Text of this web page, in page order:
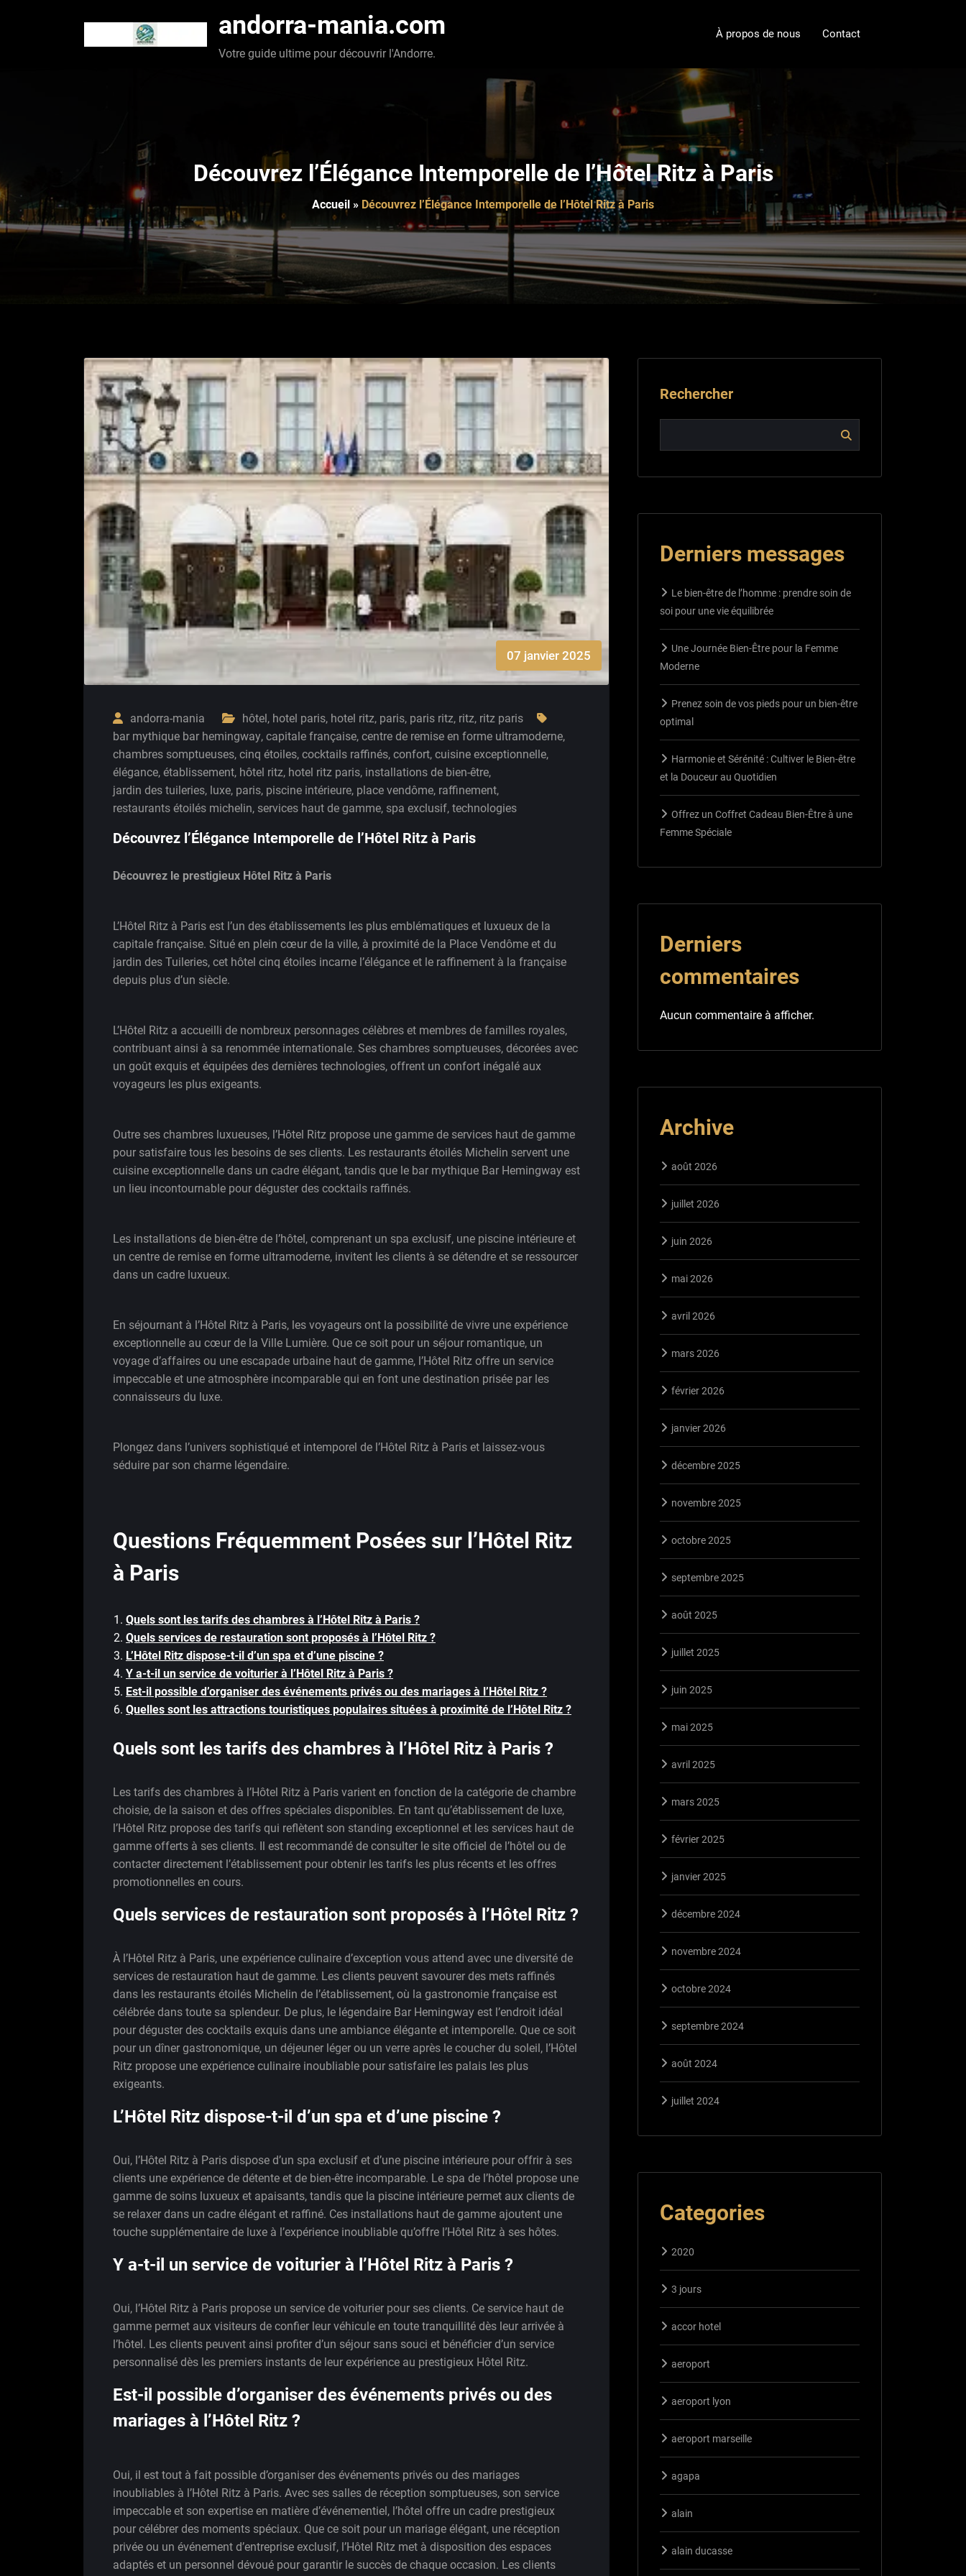
andorra-mania.com
Votre guide ultime pour découvrir l'Andorre.
À propos de nous Contact
Découvrez l’Élégance Intemporelle de l’Hôtel Ritz à Paris
Accueil » Découvrez l’Élégance Intemporelle de l’Hôtel Ritz à Paris
07 janvier 2025
andorra-mania hôtel, hotel paris, hotel ritz, paris, paris ritz, ritz, ritz paris
bar mythique bar hemingway, capitale française, centre de remise en forme ultramoderne,
chambres somptueuses, cinq étoiles, cocktails raffinés, confort, cuisine exceptionnelle,
élégance, établissement, hôtel ritz, hotel ritz paris, installations de bien-être,
jardin des tuileries, luxe, paris, piscine intérieure, place vendôme, raffinement,
restaurants étoilés michelin, services haut de gamme, spa exclusif, technologies
Découvrez l’Élégance Intemporelle de l’Hôtel Ritz à Paris
Découvrez le prestigieux Hôtel Ritz à Paris
L’Hôtel Ritz à Paris est l’un des établissements les plus emblématiques et luxueux de la
capitale française. Situé en plein cœur de la ville, à proximité de la Place Vendôme et du
jardin des Tuileries, cet hôtel cinq étoiles incarne l’élégance et le raffinement à la française
depuis plus d’un siècle.
L’Hôtel Ritz a accueilli de nombreux personnages célèbres et membres de familles royales,
contribuant ainsi à sa renommée internationale. Ses chambres somptueuses, décorées avec
un goût exquis et équipées des dernières technologies, offrent un confort inégalé aux
voyageurs les plus exigeants.
Outre ses chambres luxueuses, l’Hôtel Ritz propose une gamme de services haut de gamme
pour satisfaire tous les besoins de ses clients. Les restaurants étoilés Michelin servent une
cuisine exceptionnelle dans un cadre élégant, tandis que le bar mythique Bar Hemingway est
un lieu incontournable pour déguster des cocktails raffinés.
Les installations de bien-être de l’hôtel, comprenant un spa exclusif, une piscine intérieure et
un centre de remise en forme ultramoderne, invitent les clients à se détendre et se ressourcer
dans un cadre luxueux.
En séjournant à l’Hôtel Ritz à Paris, les voyageurs ont la possibilité de vivre une expérience
exceptionnelle au cœur de la Ville Lumière. Que ce soit pour un séjour romantique, un
voyage d’affaires ou une escapade urbaine haut de gamme, l’Hôtel Ritz offre un service
impeccable et une atmosphère incomparable qui en font une destination prisée par les
connaisseurs du luxe.
Plongez dans l’univers sophistiqué et intemporel de l’Hôtel Ritz à Paris et laissez-vous
séduire par son charme légendaire.
Questions Fréquemment Posées sur l’Hôtel Ritz
à Paris
Quels sont les tarifs des chambres à l’Hôtel Ritz à Paris ?
Quels services de restauration sont proposés à l’Hôtel Ritz ?
L’Hôtel Ritz dispose-t-il d’un spa et d’une piscine ?
Y a-t-il un service de voiturier à l’Hôtel Ritz à Paris ?
Est-il possible d’organiser des événements privés ou des mariages à l’Hôtel Ritz ?
Quelles sont les attractions touristiques populaires situées à proximité de l’Hôtel Ritz ?
Quels sont les tarifs des chambres à l’Hôtel Ritz à Paris ?
Les tarifs des chambres à l’Hôtel Ritz à Paris varient en fonction de la catégorie de chambre
choisie, de la saison et des offres spéciales disponibles. En tant qu’établissement de luxe,
l’Hôtel Ritz propose des tarifs qui reflètent son standing exceptionnel et les services haut de
gamme offerts à ses clients. Il est recommandé de consulter le site officiel de l’hôtel ou de
contacter directement l’établissement pour obtenir les tarifs les plus récents et les offres
promotionnelles en cours.
Quels services de restauration sont proposés à l’Hôtel Ritz ?
À l’Hôtel Ritz à Paris, une expérience culinaire d’exception vous attend avec une diversité de
services de restauration haut de gamme. Les clients peuvent savourer des mets raffinés
dans les restaurants étoilés Michelin de l’établissement, où la gastronomie française est
célébrée dans toute sa splendeur. De plus, le légendaire Bar Hemingway est l’endroit idéal
pour déguster des cocktails exquis dans une ambiance élégante et intemporelle. Que ce soit
pour un dîner gastronomique, un déjeuner léger ou un verre après le coucher du soleil, l’Hôtel
Ritz propose une expérience culinaire inoubliable pour satisfaire les palais les plus
exigeants.
L’Hôtel Ritz dispose-t-il d’un spa et d’une piscine ?
Oui, l’Hôtel Ritz à Paris dispose d’un spa exclusif et d’une piscine intérieure pour offrir à ses
clients une expérience de détente et de bien-être incomparable. Le spa de l’hôtel propose une
gamme de soins luxueux et apaisants, tandis que la piscine intérieure permet aux clients de
se relaxer dans un cadre élégant et raffiné. Ces installations haut de gamme ajoutent une
touche supplémentaire de luxe à l’expérience inoubliable qu’offre l’Hôtel Ritz à ses hôtes.
Y a-t-il un service de voiturier à l’Hôtel Ritz à Paris ?
Oui, l’Hôtel Ritz à Paris propose un service de voiturier pour ses clients. Ce service haut de
gamme permet aux visiteurs de confier leur véhicule en toute tranquillité dès leur arrivée à
l’hôtel. Les clients peuvent ainsi profiter d’un séjour sans souci et bénéficier d’un service
personnalisé dès les premiers instants de leur expérience au prestigieux Hôtel Ritz.
Est-il possible d’organiser des événements privés ou des
mariages à l’Hôtel Ritz ?
Oui, il est tout à fait possible d’organiser des événements privés ou des mariages
inoubliables à l’Hôtel Ritz à Paris. Avec ses salles de réception somptueuses, son service
impeccable et son expertise en matière d’événementiel, l’hôtel offre un cadre prestigieux
pour célébrer des moments spéciaux. Que ce soit pour un mariage élégant, une réception
privée ou un événement d’entreprise exclusif, l’Hôtel Ritz met à disposition des espaces
adaptés et un personnel dévoué pour garantir le succès de chaque occasion. Les clients
Rechercher
Derniers messages
Le bien-être de l’homme : prendre soin de
soi pour une vie équilibrée
Une Journée Bien-Être pour la Femme
Moderne
Prenez soin de vos pieds pour un bien-être
optimal
Harmonie et Sérénité : Cultiver le Bien-être
et la Douceur au Quotidien
Offrez un Coffret Cadeau Bien-Être à une
Femme Spéciale
Derniers
commentaires
Aucun commentaire à afficher.
Archive
août 2026
juillet 2026
juin 2026
mai 2026
avril 2026
mars 2026
février 2026
janvier 2026
décembre 2025
novembre 2025
octobre 2025
septembre 2025
août 2025
juillet 2025
juin 2025
mai 2025
avril 2025
mars 2025
février 2025
janvier 2025
décembre 2024
novembre 2024
octobre 2024
septembre 2024
août 2024
juillet 2024
Categories
2020
3 jours
accor hotel
aeroport
aeroport lyon
aeroport marseille
agapa
alain
alain ducasse